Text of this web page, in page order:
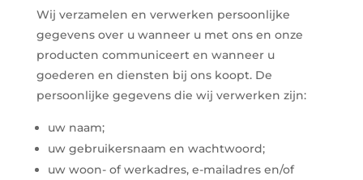
Wij verzamelen en verwerken persoonlijke
gegevens over u wanneer u met ons en onze
producten communiceert en wanneer u
goederen en diensten bij ons koopt. De
persoonlijke gegevens die wij verwerken zijn:
uw naam;
uw gebruikersnaam en wachtwoord;
uw woon- of werkadres, e-mailadres en/of